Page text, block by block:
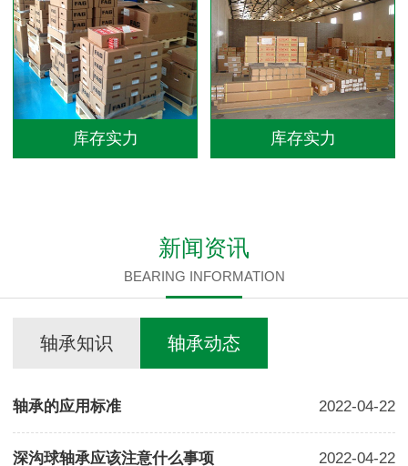
库存实力 库存实力
新闻资讯
BEARING INFORMATION
轴承知识 轴承动态
轴承的应用标准 2022-04-22
深沟球轴承应该注意什么事项 2022-04-22